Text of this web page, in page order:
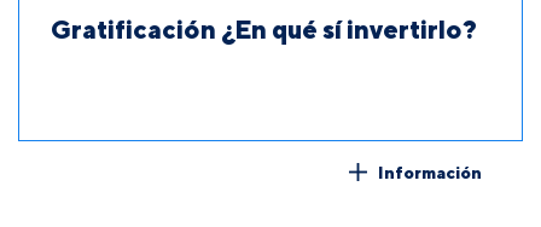
Gratificación ¿En qué sí invertirlo?
Información